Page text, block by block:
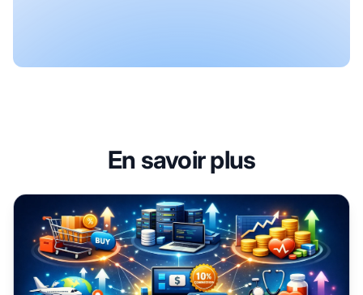
En savoir plus
Le marketing d'affiliation convient-il à tous les secteurs ?